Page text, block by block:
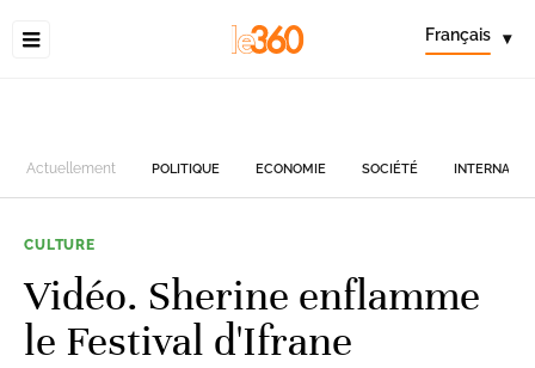
Français ▾
Actuellement POLITIQUE ECONOMIE SOCIÉTÉ
CULTURE
Vidéo. Sherine enflamme
le Festival d'Ifrane